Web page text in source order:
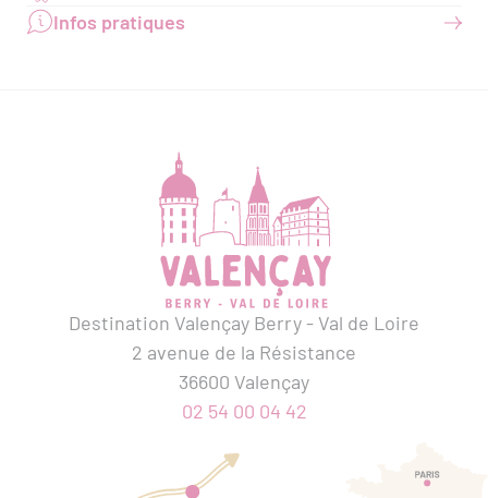
Infos pratiques
Destination Valençay Berry - Val de Loire
2 avenue de la Résistance
36600 Valençay
02 54 00 04 42